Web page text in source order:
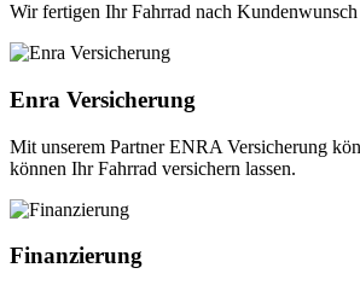
Wir fertigen Ihr Fahrrad nach Kundenwunsch
Enra Versicherung
Mit unserem Partner ENRA Versicherung
können Ihr Fahrrad versichern lassen.
Finanzierung